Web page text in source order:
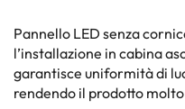
Pannello LED senza
l’installazione in cabina
garantisce uniformità di
rendendo il prodotto